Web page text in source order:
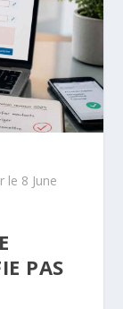
le 8 June
PAS